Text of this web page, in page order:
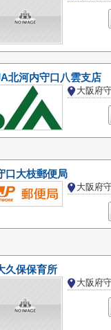
北河内守口八雲支店
大阪府
口大枝郵便局
大阪府
久保保育所
大阪府